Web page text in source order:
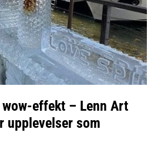
effekt – Lenn Art
upplevelser som